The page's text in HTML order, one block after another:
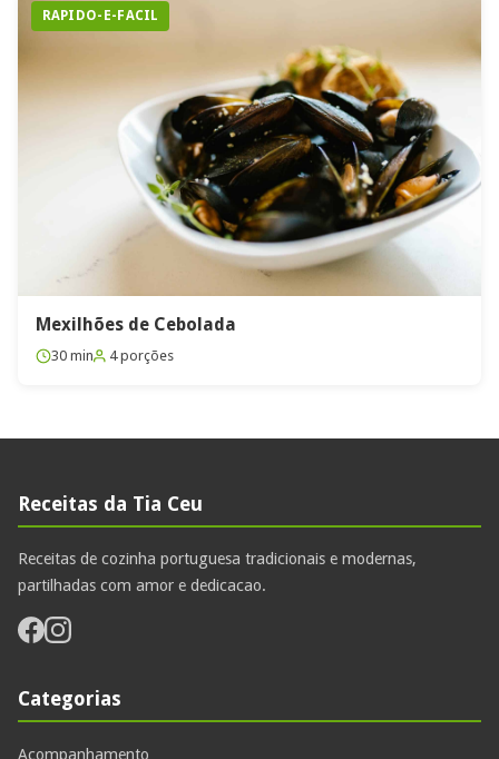
RAPIDO-E-FACIL
Mexilhões de Cebolada
30 min 4 porções
Receitas da Tia Ceu
Receitas de cozinha portuguesa tradicionais e modernas,
partilhadas com amor e dedicacao.
Categorias
Acompanhamento